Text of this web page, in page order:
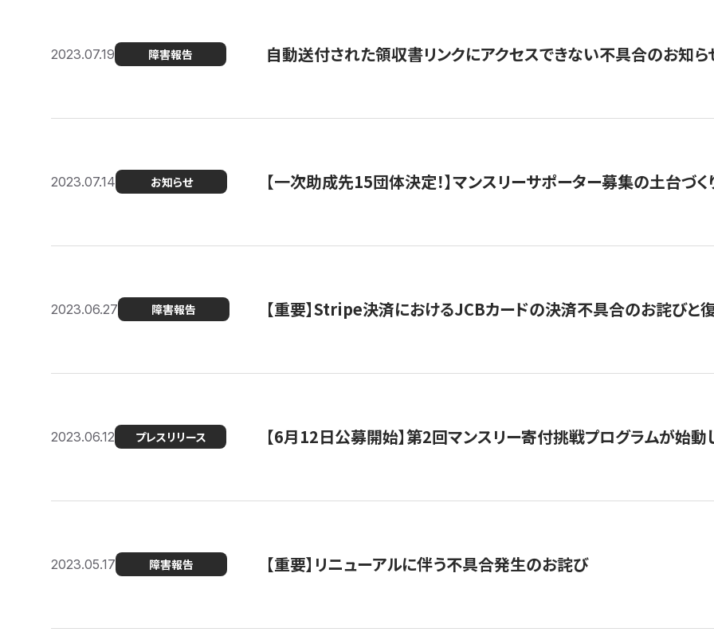
2023.07.19 障害報告 自動送付された領収書リンクにアクセスできない不具合のお知ら
2023.07.14 お知らせ 【一次助成先15団体決定！】マンスリーサポーター募集の土台づ
2023.06.27 障害報告 【重要】Stripe決済におけるJCBカードの決済不具合のお詫びと
2023.06.12 プレスリリース 【6月12日公募開始】第2回マンスリー寄付挑戦プログラムが始動
2023.05.17 障害報告 【重要】リニューアルに伴う不具合発生のお詫び